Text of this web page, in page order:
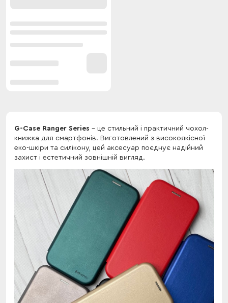
G-Case Ranger Series - це стильний і практичний чохол-
книжка для смартфонів. Виготовлений з високоякісної
еко-шкіри та силікону, цей аксесуар поєднує надійний
захист і естетичний зовнішній вигляд.